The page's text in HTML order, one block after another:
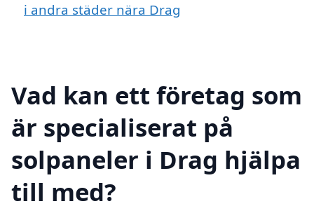
i andra städer nära Drag
Vad kan ett företag som
är specialiserat på
solpaneler i Drag hjälpa
till med?